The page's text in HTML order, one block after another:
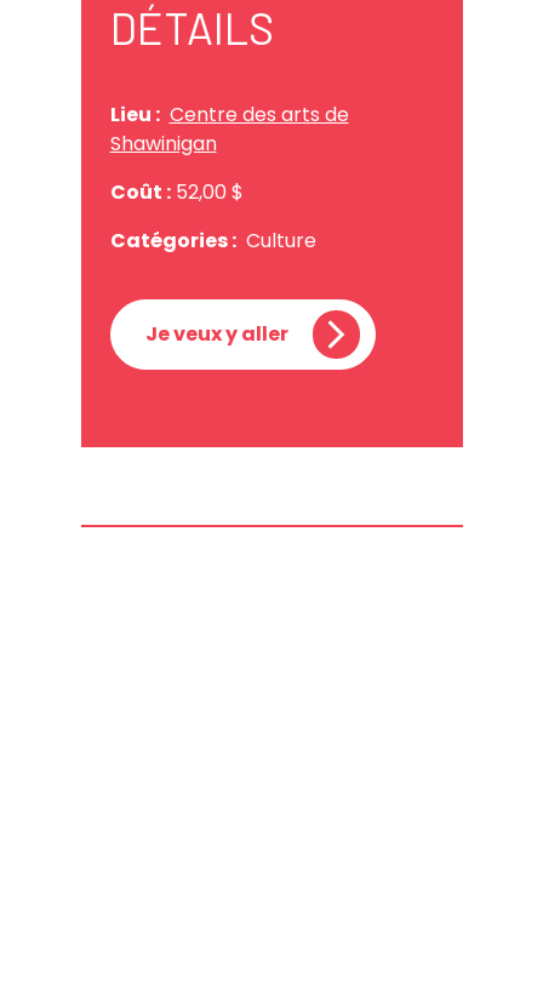
DÉTAILS
Lieu : Centre des arts de
Shawinigan
Coût : 52,00 $
Catégories : Culture
Je veux y aller